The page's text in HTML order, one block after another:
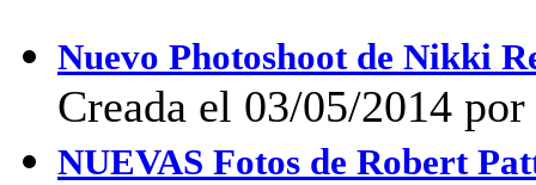
Nuevo Photoshoot de Nikki
Creada el 03/05/2014
NUEVAS Fotos de Robert